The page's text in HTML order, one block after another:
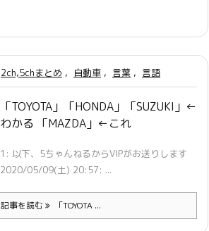
2ch,5chまとめ , 自動車 , 言葉 , 言語
「TOYOTA」「HONDA」「SUZUKI」←
わかる 「MAZDA」←これ
1: 以下、5ちゃんねるからVIPがお送りします
2020/05/09(土) 20:57: ...
記事を読む 「TOYOTA ...